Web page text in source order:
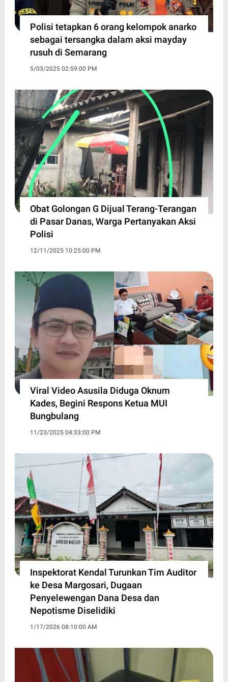
Polisi tetapkan 6 orang kelompok anarko
sebagai tersangka dalam aksi mayday
rusuh di Semarang
5/03/2025 02:59:00 PM
Obat Golongan G Dijual Terang-Terangan
di Pasar Danas, Warga Pertanyakan Aksi
Polisi
12/11/2025 10:25:00 PM
Viral Video Asusila Diduga Oknum
Kades, Begini Respons Ketua MUI
Bungbulang
11/23/2025 04:33:00 PM
Inspektorat Kendal Turunkan Tim Auditor
ke Desa Margosari, Dugaan
Penyelewengan Dana Desa dan
Nepotisme Diselidiki
1/17/2026 08:10:00 AM